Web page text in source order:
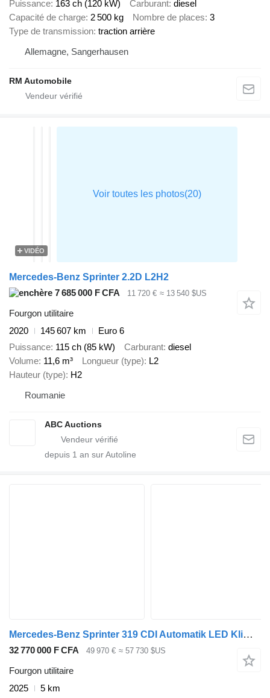
Puissance 163 ch (120 kW) Carburant diesel
Capacité de charge 2 500 kg Nombre de places 3
Type de transmission traction arrière
Allemagne, Sangerhausen
RM Automobile
VIDÉO
Mercedes-Benz Sprinter 2.2D L2H2
7 685 000 F CFA
11 720 € ≈ 13 540 $US
Fourgon utilitaire
2020
145 607 km
Euro 6
Puissance 115 ch (85 kW) Carburant diesel
Volume 11,6 m³ Longueur (type) L2
Hauteur (type) H2
Roumanie
ABC Auctions
depuis 1 an sur Autoline
Mercedes-Benz Sprinter 319 CDI Automatik LED Klima Supermaxi
32 770 000 F CFA 49 970 € ≈ 57 730 $US
Fourgon utilitaire
2025
5 km